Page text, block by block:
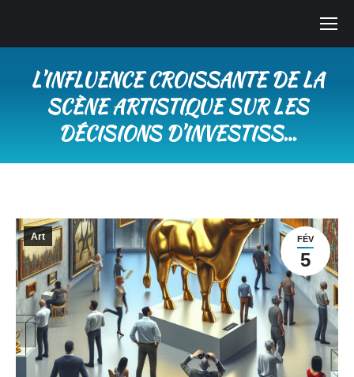
L’INFLUENCE CROISSANTE DE LA
SCÈNE ARTISTIQUE SUR LES
DÉCISIONS D’INVESTISS…
FÉV
5
Art